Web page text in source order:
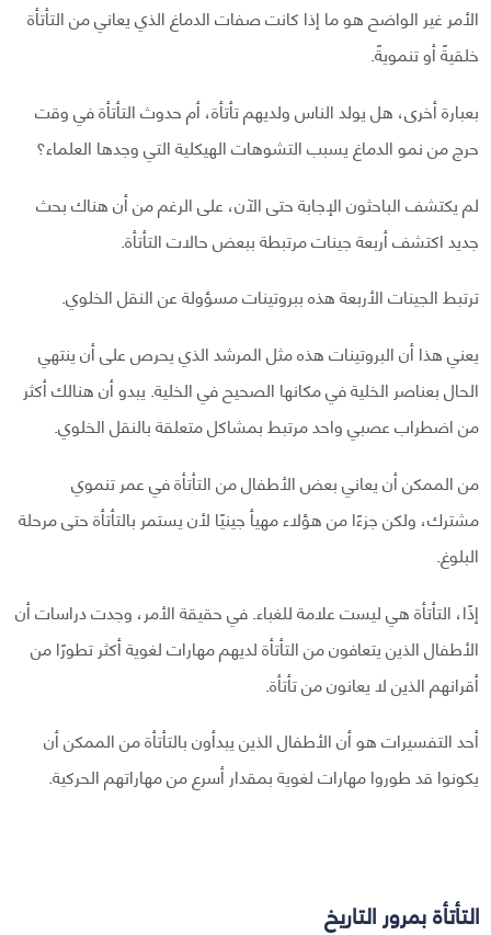
الأمر غير الواضح هو ما إذا كانت صفات الدماغ الذي يعاني من التأتأة
خلقيةً أو تنمويةً.
بعبارة أخرى، هل يولد الناس ولديهم تأتأة، أم حدوث التأتأة في وقت
حرج من نمو الدماغ يسبب التشوهات الهيكلية التي وجدها العلماء؟
لم يكتشف الباحثون الإجابة حتى الآن، على الرغم من أن هناك بحث
جديد اكتشف أربعة جينات مرتبطة ببعض حالات التأتأة.
ترتبط الجينات الأربعة هذه ببروتينات مسؤولة عن النقل الخلوي.
يعني هذا أن البروتينات هذه مثل المرشد الذي يحرص على أن ينتهي
الحال بعناصر الخلية في مكانها الصحيح في الخلية. يبدو أن هنالك أكثر
من اضطراب عصبي واحد مرتبط بمشاكل متعلقة بالنقل الخلوي.
من الممكن أن يعاني بعض الأطفال من التأتأة في عمر تنموي
مشترك، ولكن جزءًا من هؤلاء مهيأ جينيًا لأن يستمر بالتأتأة حتى مرحلة
البلوغ.
إذًا، التأتأة هي ليست علامة للغباء. في حقيقة الأمر، وجدت دراسات أن
الأطفال الذين يتعافون من التأتأة لديهم مهارات لغوية أكثر تطورًا من
أقرانهم الذين لا يعانون من تأتأة.
أحد التفسيرات هو أن الأطفال الذين يبدأون بالتأتأة من الممكن أن
يكونوا قد طوروا مهارات لغوية بمقدار أسرع من مهاراتهم الحركية.
التأتأة بمرور التاريخ